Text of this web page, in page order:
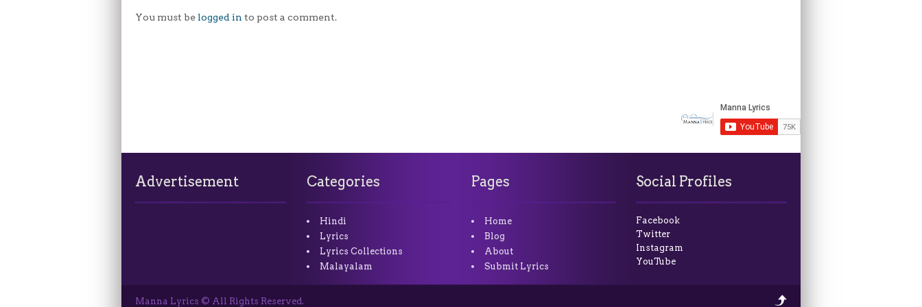
You must be logged in to post a comment.
Advertisement Categories
Hindi
Lyrics
Lyrics Collections
Malayalam
Pages
Home
Blog
About
Submit Lyrics
Social Profiles
Facebook
Twitter
Instagram
YouTube
Manna Lyrics © All Rights Reserved.